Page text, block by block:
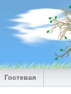
Гостевая